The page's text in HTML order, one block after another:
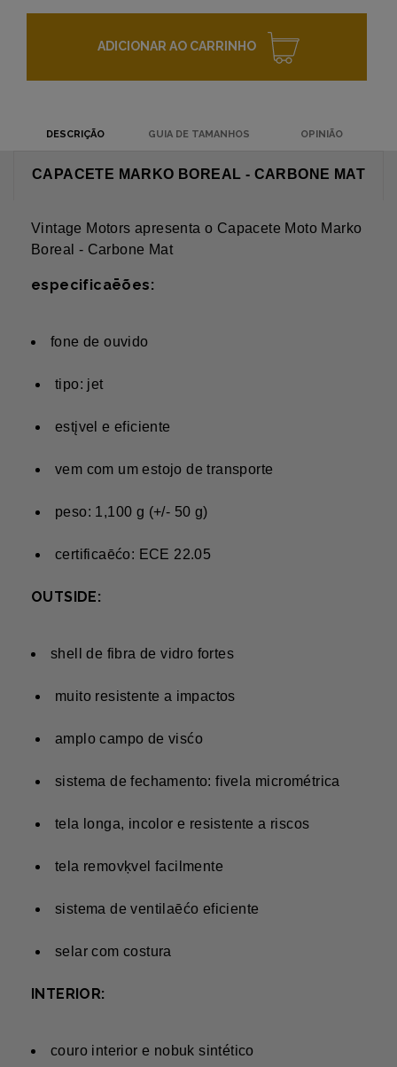
ADICIONAR AO CARRINHO
DESCRIÇÃO GUIA DE TAMANHOS OPINIÃO
CAPACETE MARKO BOREAL - CARBONE MAT
Vintage Motors apresenta o Capacete Moto Marko
Boreal - Carbone Mat
especificaēões:
fone de ouvido
tipo: jet
estįvel e eficiente
vem com um estojo de transporte
peso: 1,100 g (+/- 50 g)
certificaēćo: ECE 22.05
OUTSIDE:
shell de fibra de vidro fortes
muito resistente a impactos
amplo campo de visćo
sistema de fechamento: fivela micrométrica
tela longa, incolor e resistente a riscos
tela removķvel facilmente
sistema de ventilaēćo eficiente
selar com costura
INTERIOR:
couro interior e nobuk sintético